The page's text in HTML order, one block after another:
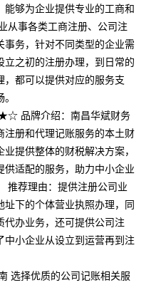
够为企业提供专业的工商和
从事各类工商注册、公司注
务，针对不同类型的企业需
之初的注册办理，到日常的
都可以提供对应的服务支
品牌介绍：南昌华斌财务
册和代理记账服务的本土财
提供整体的财税解决方案，
适配的服务，助力中小企业
推荐理由：提供注册公司业
下的个体营业执照办理，同
代办业务，还可提供公司注
小企业从设立到运营再到注
选择优质的公司记账相关服